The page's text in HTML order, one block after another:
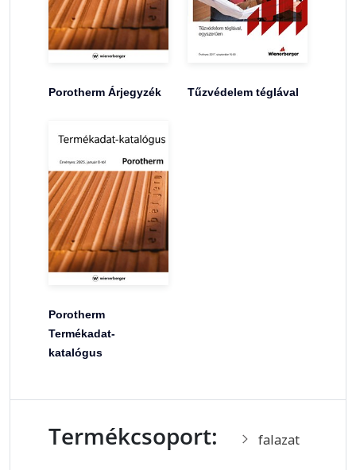
Porotherm Árjegyzék Tűzvédelem téglával
Porotherm
Termékadat-
katalógus
Termékcsoport: falazat